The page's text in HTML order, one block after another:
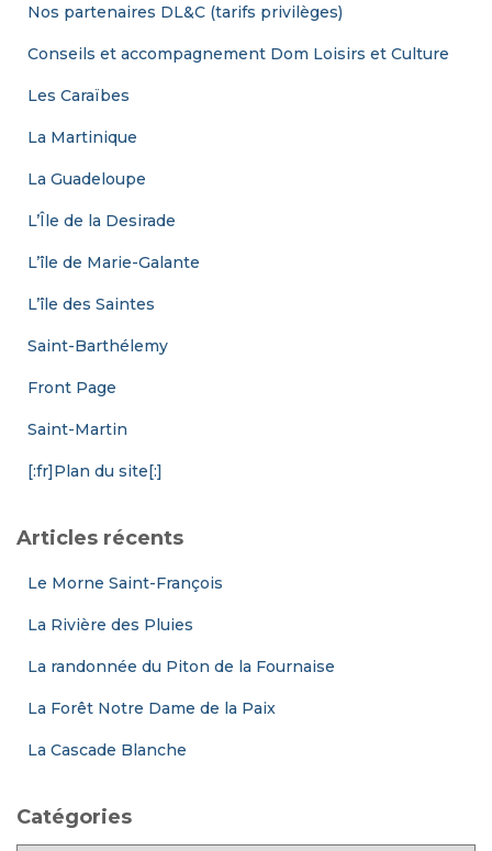
Nos partenaires DL&C (tarifs privilèges)
Conseils et accompagnement Dom Loisirs et Culture
Les Caraïbes
La Martinique
La Guadeloupe
L’Île de la Desirade
L’île de Marie-Galante
L’île des Saintes
Saint-Barthélemy
Front Page
Saint-Martin
[:fr]Plan du site[:]
Articles récents
Le Morne Saint-François
La Rivière des Pluies
La randonnée du Piton de la Fournaise
La Forêt Notre Dame de la Paix
La Cascade Blanche
Catégories